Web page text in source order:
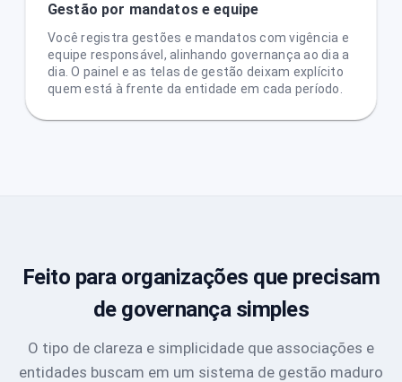
Gestão por mandatos e equipe
Você registra gestões e mandatos com vigência e
equipe responsável, alinhando governança ao dia a
dia. O painel e as telas de gestão deixam explícito
quem está à frente da entidade em cada período.
Feito para organizações que precisam
de governança simples
O tipo de clareza e simplicidade que associações e
entidades buscam em um sistema de gestão maduro